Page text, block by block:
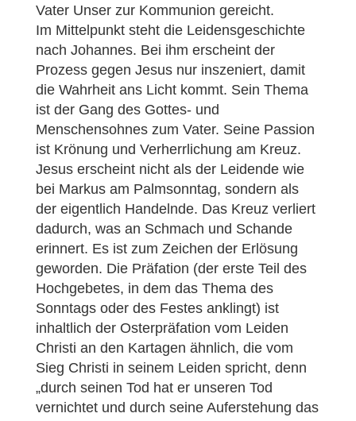
Vater Unser zur Kommunion gereicht.
Im Mittelpunkt steht die Leidensgeschichte
nach Johannes. Bei ihm erscheint der
Prozess gegen Jesus nur inszeniert, damit
die Wahrheit ans Licht kommt. Sein Thema
ist der Gang des Gottes- und
Menschensohnes zum Vater. Seine Passion
ist Krönung und Verherrlichung am Kreuz.
Jesus erscheint nicht als der Leidende wie
bei Markus am Palmsonntag, sondern als
der eigentlich Handelnde. Das Kreuz verliert
dadurch, was an Schmach und Schande
erinnert. Es ist zum Zeichen der Erlösung
geworden. Die Präfation (der erste Teil des
Hochgebetes, in dem das Thema des
Sonntags oder des Festes anklingt) ist
inhaltlich der Osterpräfation vom Leiden
Christi an den Kartagen ähnlich, die vom
Sieg Christi in seinem Leiden spricht, denn
„durch seinen Tod hat er unseren Tod
vernichtet und durch seine Auferstehung das